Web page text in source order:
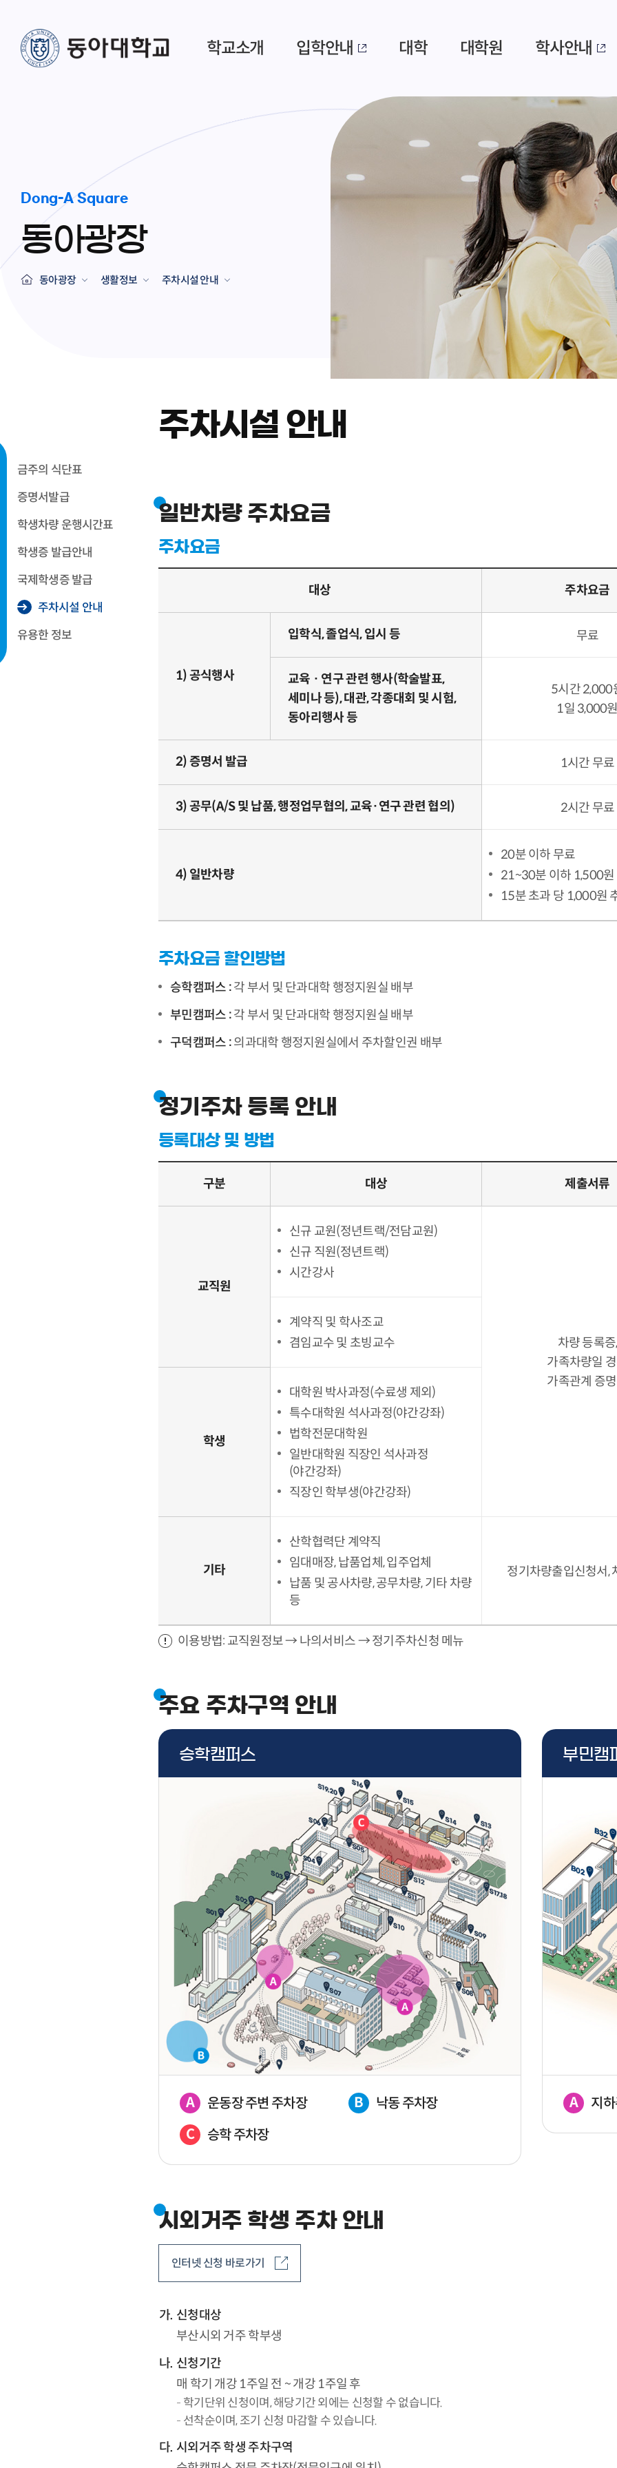
학교소개 입학안내 대학 대학원 학사안내
Dong-A Square
동아광장
동아광장 생활정보 주차시설 안내
금주의 식단표
증명서발급
학생차량 운행시간표
학생증 발급안내
국제학생증 발급
주차시설 안내
유용한 정보
주차시설 안내
일반차량 주차요금
주차요금
대상 주차요금
1) 공식행사
입학식, 졸업식, 입시 등 무료
교육 · 연구 관련 행사(학술발표,
세미나 등), 대관, 각종대회 및 시험,
동아리행사 등
5시간 2,000
1일 3,000
2) 증명서 발급 1시간 무료
3) 공무(A/S 및 납품, 행정업무협의, 교육·연구 관련 협의) 2시간 무료
4) 일반차량
20분 이하 무료
21~30분 이하 1,500원
15분 초과 당 1,000원
주차요금 할인방법
승학캠퍼스 :각 부서 및 단과대학 행정지원실 배부
부민캠퍼스 :각 부서 및 단과대학 행정지원실 배부
구덕캠퍼스 :의과대학 행정지원실에서 주차할인권 배부
정기주차 등록 안내
등록대상 및 방법
구분 대상 제출서류
교직원
신규 교원(정년트랙/전담교원)
신규 직원(정년트랙)
시간강사
차량 등록증,
가족차량일
가족관계 증
계약직 및 학사조교
겸임교수 및 초빙교수
학생
대학원 박사과정(수료생 제외)
특수대학원 석사과정(야간강좌)
법학전문대학원
일반대학원 직장인 석사과정
(야간강좌)
직장인 학부생(야간강좌)
기타
산학협력단 계약직
임대매장, 납품업체, 입주업체
납품 및 공사차량, 공무차량, 기타 차량
등
정기차량출입신청서,
이용방법: 교직원정보 → 나의서비스 → 정기주차신청 메뉴
주요 주차구역 안내
승학캠퍼스
A 운동장 주변 주차장 B
낙동 주차장
C
승학 주차장
부민캠
A 지
시외거주 학생 주차 안내
인터넷 신청 바로가기
신청대상
부산시외 거주 학부생
신청기간
매 학기 개강 1주일 전 ~ 개강 1주일 후
학기단위 신청이며, 해당기간 외에는 신청할 수 없습니다.
선착순이며, 조기 신청 마감할 수 있습니다.
시외거주 학생 주차구역